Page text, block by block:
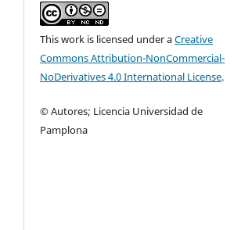
This work is licensed under aCreative
Commons Attribution-NonCommercial-
NoDerivatives 4.0 International License.
© Autores; Licencia Universidad de
Pamplona